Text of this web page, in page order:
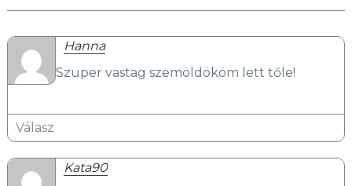
Hanna
Szuper vastag szemöldököm lett tőle!
Válasz
Kata90